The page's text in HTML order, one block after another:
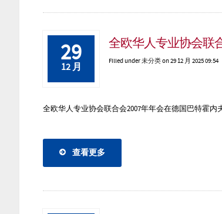
29
12 月
全欧华人专业协会联
Filled under未分类on 29 12 月 2025 09:54
全欧华人专业协会联合会2007年年会在德国巴特霍
查看更多